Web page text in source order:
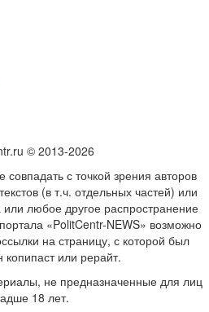
© 2013-2026
с точкой зрения авторов
(в т.ч. отдельных частей) или
любое другое распространение
«PolitCentr-NEWS» возможно
на страницу, с которой был
копипаст или рерайт.
не предназначенные для лиц
18 лет.